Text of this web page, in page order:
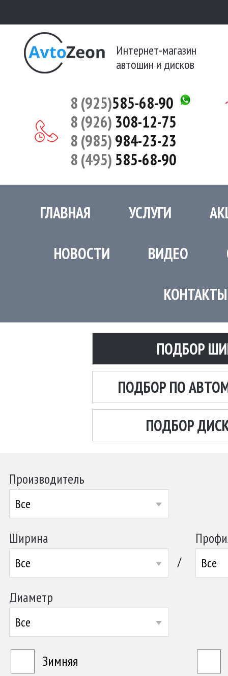
Интернет-магазин
автошин и дисков
8 (925)585-68-90
8 (926) 308-12-75
8 (985)984-23-23
8 (495)585-68-90
ГЛАВНАЯ УСЛУГИ
НОВОСТИ ВИДЕО
КОНТАКТЫ
ПОДБОР
ПОДБОР ПО
ПОДБОР
Производитель
Все
Ширина
Все / Все
Диаметр
Все
Зимняя